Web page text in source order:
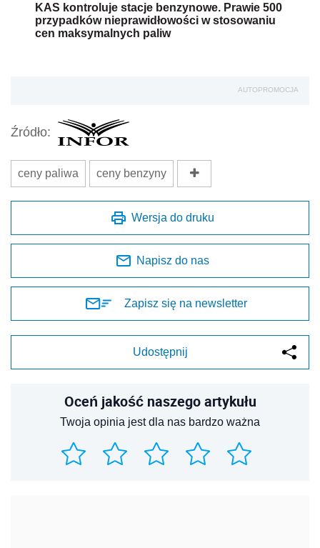
KAS kontroluje stacje benzynowe. Prawie 500
przypadków nieprawidłowości w stosowaniu
cen maksymalnych paliw
AUTOPROMOCJA
Źródło:
ceny paliwa ceny benzyny
Wersja do druku
Napisz do nas
Zapisz się na newsletter
Udostępnij
Oceń jakość naszego artykułu
Twoja opinia jest dla nas bardzo ważna